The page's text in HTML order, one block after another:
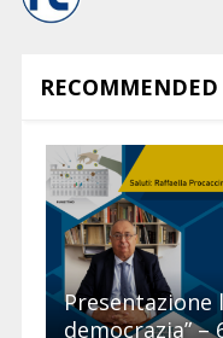
RECOMMENDED
Presentazione
democrazia” –